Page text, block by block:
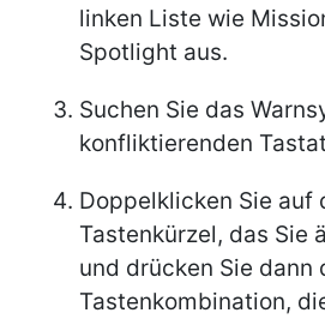
linken Liste wie
Spotlight aus.
Suchen Sie das
konfliktierenden
Doppelklicken Sie auf
Tastenkürzel, das Sie
und drücken Sie dann
Tastenkombination,